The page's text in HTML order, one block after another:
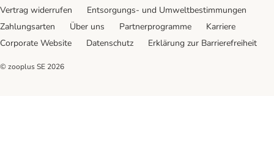
Vertrag widerrufen
Entsorgungs- und Umweltbestimmungen
Zahlungsarten
Über uns Partnerprogramme
Karriere
Corporate Website
Datenschutz Erklärung zur Barrierefreiheit
© zooplus SE 2026